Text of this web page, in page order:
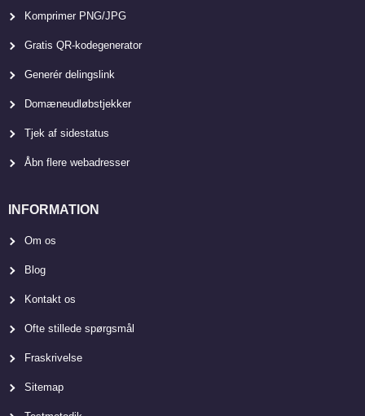
Komprimer PNG/JPG
Gratis QR-kodegenerator
Generér delingslink
Domæneudløbstjekker
Tjek af sidestatus
Åbn flere webadresser
INFORMATION
Om os
Blog
Kontakt os
Ofte stillede spørgsmål
Fraskrivelse
Sitemap